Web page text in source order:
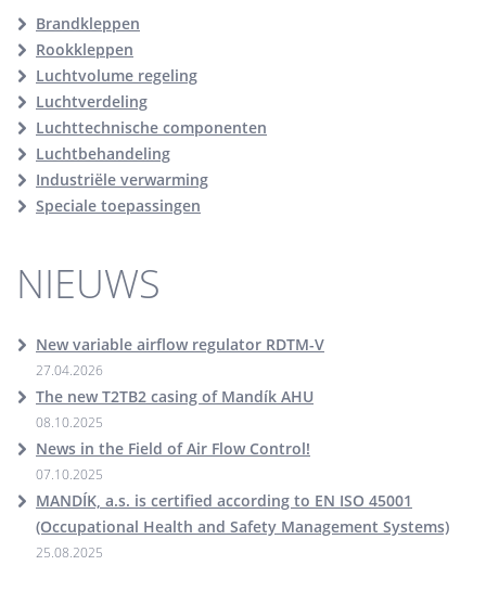
Brandkleppen
Rookkleppen
Luchtvolume regeling
Luchtverdeling
Luchttechnische componenten
Luchtbehandeling
Industriële verwarming
Speciale toepassingen
NIEUWS
New variable airflow regulator RDTM-V
27.04.2026
The new T2TB2 casing of Mandík AHU
08.10.2025
News in the Field of Air Flow Control!
07.10.2025
MANDÍK, a.s. is certified according to EN ISO 45001
(Occupational Health and Safety Management Systems)
25.08.2025